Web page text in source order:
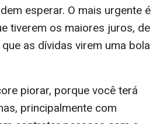
esperar. O mais urgente é
tiverem os maiores juros, de
as dívidas virem uma bola
piorar, porque você terá
principalmente com